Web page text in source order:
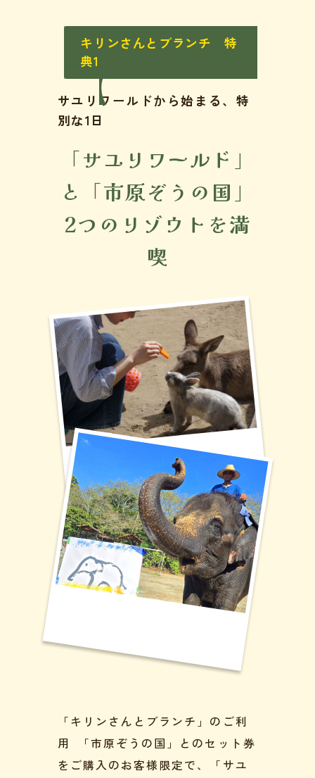
キリンさんとブランチ 特
典1
サユリワールドから始まる、特
別な1日
「サユリワールド」
と「市原ぞうの国」
2つのリゾウトを満
喫
「キリンさんとブランチ」のご利
用 「市原ぞうの国」とのセット券
をご購入のお客様限定で、「サユ